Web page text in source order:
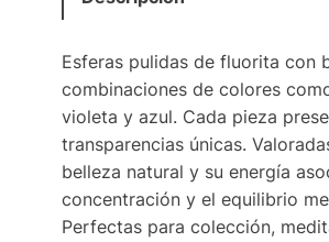
Esferas pulidas de fluorita con
combinaciones de colores
violeta y azul. Cada pieza
transparencias únicas.
belleza natural y su energía
concentración y el equilibrio
Perfectas para colección,